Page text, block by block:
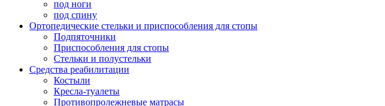
под ноги
под спину
Ортопедические стельки и приспособления для стопы
Подпяточники
Приспособления для стопы
Стельки и полустельки
Средства реабилитации
Костыли
Кресла-туалеты
Противопролежневые матрасы